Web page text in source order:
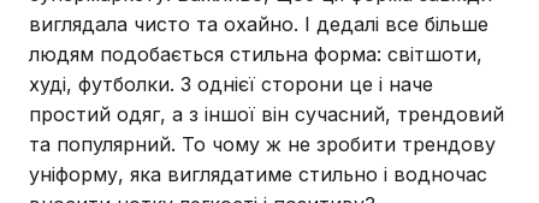
виглядала чисто та охайно. І дедалі все більше
людям подобається стильна форма: світшоти,
худі, футболки. З однієї сторони це і наче
простий одяг, а з іншої він сучасний, трендовий
та популярний. То чому ж не зробити трендову
уніформу, яка виглядатиме стильно і водночас